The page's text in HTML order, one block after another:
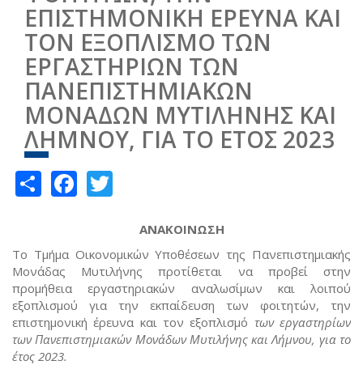
ΕΠΙΣΤΗΜΟΝΙΚΗ ΕΡΕΥΝΑ ΚΑΙ
ΤΟΝ ΕΞΟΠΛΙΣΜΟ ΤΩΝ
ΕΡΓΑΣΤΗΡΙΩΝ ΤΩΝ
ΠΑΝΕΠΙΣΤΗΜΙΑΚΩΝ
ΜΟΝΑΔΩΝ ΜΥΤΙΛΗΝΗΣ ΚΑΙ
ΛΗΜΝΟΥ, ΓΙΑ ΤΟ ΕΤΟΣ 2023
ShareFacebook
ΑΝΑΚΟΙΝΩΣΗ
Το Τμήμα Οικονομικών Υποθέσεων της Πανεπιστημιακής
Μονάδας Μυτιλήνης προτίθεται να προβεί στην
προμήθεια εργαστηριακών αναλωσίμων και λοιπού
εξοπλισμού για την εκπαίδευση των φοιτητών, την
επιστημονική έρευνα και τον εξοπλισμό των εργαστηρίων
των Πανεπιστημιακών Μονάδων Μυτιλήνης και Λήμνου, για το
έτος 2023.